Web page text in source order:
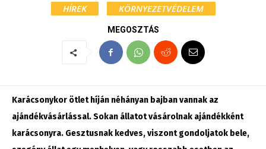
HÍREK KÖRNYEZETVÉDELEM
MEGOSZTÁS
Karácsonykor ötlet híján néhányan bajban vannak az
ajándékvásárlással. Sokan állatot vásárolnak ajándékként
karácsonyra. Gesztusnak kedves, viszont gondoljatok bele,